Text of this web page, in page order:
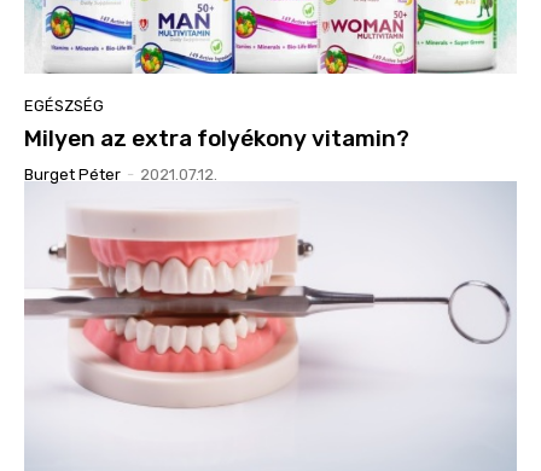
EGÉSZSÉG
Milyen az extra folyékony vitamin?
Burget Péter - 2021.07.12.